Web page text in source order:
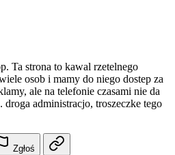
Ta strona to kawal rzetelnego
osob i mamy do niego dostep za
ale na telefonie czasami nie da
administracjo, troszeczke tego
Zgłoś